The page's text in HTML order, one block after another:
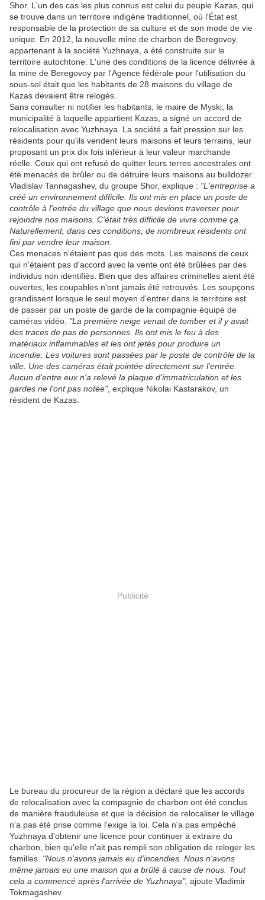
Shor. L'un des cas les plus connus est celui du peuple Kazas, qui
se trouve dans un territoire indigène traditionnel, où l'État est
responsable de la protection de sa culture et de son mode de vie
unique. En 2012, la nouvelle mine de charbon de Beregovoy,
appartenant à la société Yuzhnaya, a été construite sur le
territoire autochtone. L'une des conditions de la licence délivrée à
la mine de Beregovoy par l'Agence fédérale pour l'utilisation du
sous-sol était que les habitants de 28 maisons du village de
Kazas devaient être relogés.
Sans consulter ni notifier les habitants, le maire de Myski, la
municipalité à laquelle appartient Kazas, a signé un accord de
relocalisation avec Yuzhnaya. La société a fait pression sur les
résidents pour qu'ils vendent leurs maisons et leurs terrains, leur
proposant un prix dix fois inférieur à leur valeur marchande
réelle. Ceux qui ont refusé de quitter leurs terres ancestrales ont
été menacés de brûler ou de détruire leurs maisons au bulldozer.
Vladislav Tannagashev, du groupe Shor, explique : "L'entreprise a
créé un environnement difficile. Ils ont mis en place un poste de
contrôle à l'entrée du village que nous devions traverser pour
rejoindre nos maisons. C'était très difficile de vivre comme ça.
Naturellement, dans ces conditions, de nombreux résidents ont
fini par vendre leur maison.
Ces menaces n'étaient pas que des mots. Les maisons de ceux
qui n'étaient pas d'accord avec la vente ont été brûlées par des
individus non identifiés. Bien que des affaires criminelles aient été
ouvertes, les coupables n'ont jamais été retrouvés. Les soupçons
grandissent lorsque le seul moyen d'entrer dans le territoire est
de passer par un poste de garde de la compagnie équipé de
caméras vidéo. "La première neige venait de tomber et il y avait
des traces de pas de personnes. Ils ont mis le feu à des
matériaux inflammables et les ont jetés pour produire un
incendie. Les voitures sont passées par le poste de contrôle de la
ville. Une des caméras était pointée directement sur l'entrée.
Aucun d'entre eux n'a relevé la plaque d'immatriculation et les
gardes ne l'ont pas notée", explique Nikolai Kastarakov, un
résident de Kazas.
Publicité
Le bureau du procureur de la région a déclaré que les accords
de relocalisation avec la compagnie de charbon ont été conclus
de manière frauduleuse et que la décision de relocaliser le village
n'a pas été prise comme l'exige la loi. Cela n'a pas empêché
Yuzhnaya d'obtenir une licence pour continuer à extraire du
charbon, bien qu'elle n'ait pas rempli son obligation de reloger les
familles. "Nous n'avons jamais eu d'incendies. Nous n'avons
même jamais eu une maison qui a brûlé à cause de nous. Tout
cela a commencé après l'arrivée de Yuzhnaya", ajoute Vladimir
Tokmagashev.